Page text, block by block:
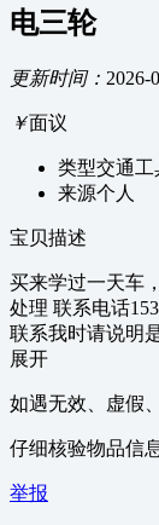
电三轮
更新时间： 2026-
￥面议
类型交通工
来源个人
宝贝描述
买来学过一天车
处理 联系电话
联系我时请说明
展开
如遇无效、虚假
仔细核验物品信
举报